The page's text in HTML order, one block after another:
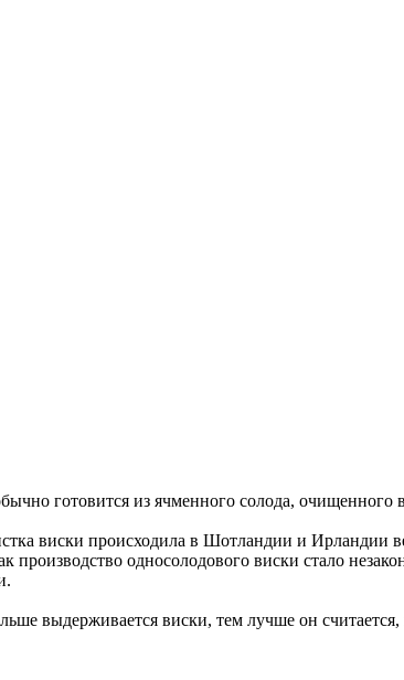
готовится из ячменного солода, очищенного
виски происходила в Шотландии и Ирландии
производство односолодового виски стало
выдерживается виски, тем лучше он